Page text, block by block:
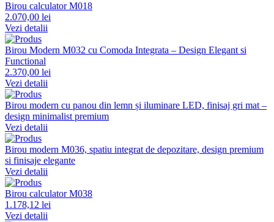
Birou calculator M018
2.070,00 lei
Vezi detalii
Birou Modern M032 cu Comoda Integrata – Design Elegant si
Functional
2.370,00 lei
Vezi detalii
Birou modern cu panou din lemn și iluminare LED, finisaj gri mat –
design minimalist premium
Vezi detalii
Birou modern M036, spatiu integrat de depozitare, design premium
si finisaje elegante
Vezi detalii
Birou calculator M038
1.178,12 lei
Vezi detalii